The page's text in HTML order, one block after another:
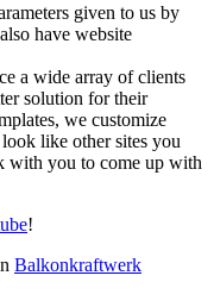
given to us by
have website
a wide array of clients
solution for their
we customize
like other sites you
with you to come up with
!
Balkonkraftwerk